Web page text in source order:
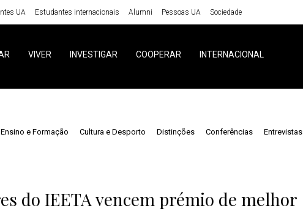
UA Estudantes internacionais Alumni Pessoas UA Sociedade
VIVER INVESTIGAR COOPERAR INTERNACIONAL
Ensino e Formação Cultura e Desporto Distinções Conferências Entrevistas
do IEETA vencem prémio de melhor